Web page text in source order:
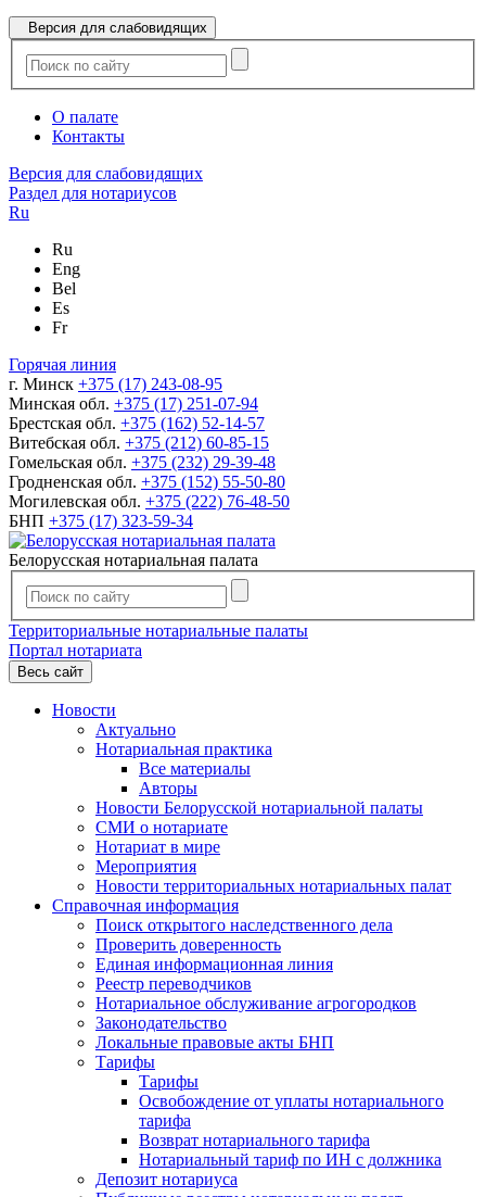
Версия для слабовидящих
О палате
Контакты
Версия для слабовидящих
Раздел для нотариусов
Ru
Ru
Eng
Bel
Es
Fr
Горячая линия
г. Минск +375 (17) 243-08-95
Минская обл. +375 (17) 251-07-94
Брестская обл. +375 (162) 52-14-57
Витебская обл. +375 (212) 60-85-15
Гомельская обл. +375 (232) 29-39-48
Гродненская обл. +375 (152) 55-50-80
Могилевская обл. +375 (222) 76-48-50
БНП +375 (17) 323-59-34
Белорусская нотариальная палата
Территориальные нотариальные палаты
Портал нотариата
Весь сайт
Новости
Актуально
Нотариальная практика
Все материалы
Авторы
Новости Белорусской нотариальной палаты
СМИ о нотариате
Нотариат в мире
Мероприятия
Новости территориальных нотариальных палат
Справочная информация
Поиск открытого наследственного дела
Проверить доверенность
Единая информационная линия
Реестр переводчиков
Нотариальное обслуживание агрогородков
Законодательство
Локальные правовые акты БНП
Тарифы
Тарифы
Освобождение от уплаты нотариального
тарифа
Возврат нотариального тарифа
Нотариальный тариф по ИН с должника
Депозит нотариуса